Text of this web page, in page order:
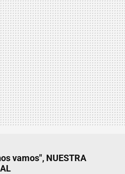
vamos", NUESTRA